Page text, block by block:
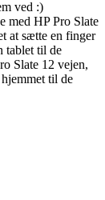
ved :)
med HP Pro Slate
at sætte en finger
tablet til de
Slate 12 vejen,
til de